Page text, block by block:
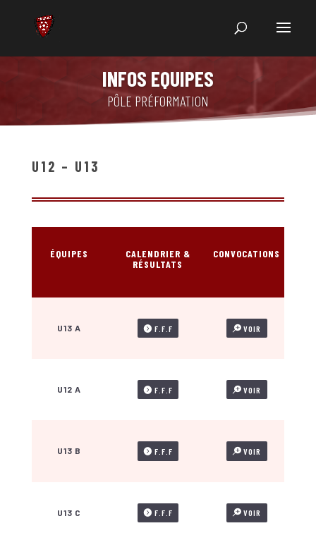
INFOS EQUIPES
PÔLE PRÉFORMATION
U12 – U13
ÉQUIPES
CALENDRIER &
RÉSULTATS
CONVOCATIONS
U13 A F.F.F VOIR
U12 A F.F.F VOIR
U13 B F.F.F VOIR
U13 C F.F.F VOIR